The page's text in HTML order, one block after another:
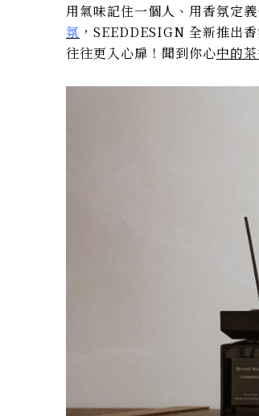
用氣味記住一個人、用香氛定
氛 ，SEEDDESIGN 全新推出
往往更入心扉！聞到你心中的